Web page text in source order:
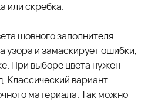
или скребка.
шовного заполнителя
узора и замаскирует ошибки,
При выборе цвета нужен
Классический вариант –
материала. Так можно